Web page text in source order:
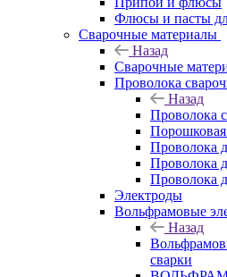
Флюсы и пасты
Сварочные материалы
Назад
Сварочные
Проволока
Назад
Проволока
Порошковая
Проволока
Проволока
Проволока
Электроды
Вольфрамовые
Назад
сварки